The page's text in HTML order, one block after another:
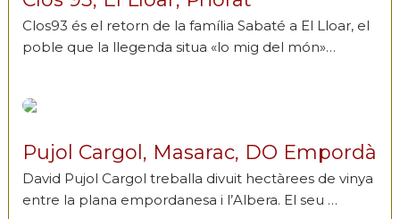
Clos93 és el retorn de la família Sabaté a El Lloar, el
poble que la llegenda situa «lo mig del món»…
Pujol Cargol, Masarac, DO Empordà
David Pujol Cargol treballa divuit hectàrees de vinya
entre la plana empordanesa i l’Albera. El seu …